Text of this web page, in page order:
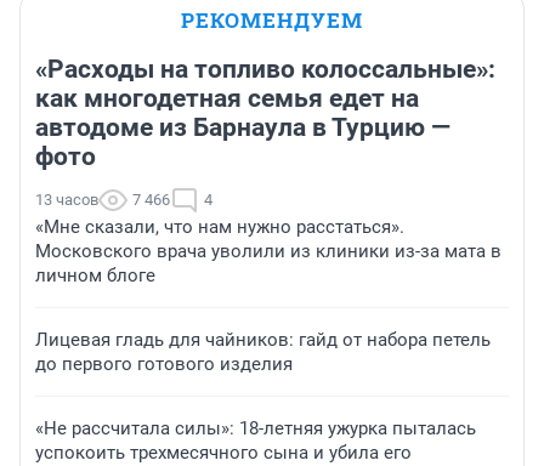
РЕКОМЕНДУЕМ
«Расходы на топливо колоссальные»:
как многодетная семья едет на
автодоме из Барнаула в Турцию —
фото
13 часов 7 466 4
«Мне сказали, что нам нужно расстаться».
Московского врача уволили из клиники из-за мата в
личном блоге
Лицевая гладь для чайников: гайд от набора петель
до первого готового изделия
«Не рассчитала силы»: 18-летняя ужурка пыталась
успокоить трехмесячного сына и убила его